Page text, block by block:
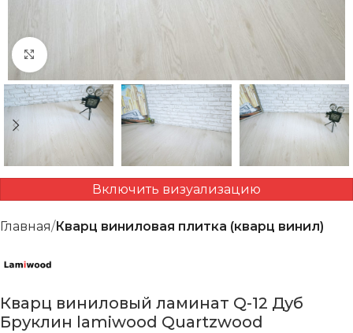
Нажмите, чтобы увеличить
Включить визуализацию
Главная Кварц виниловая плитка (кварц винил)
Кварц виниловый ламинат Q-12 Дуб
Бруклин lamiwood Quartzwood